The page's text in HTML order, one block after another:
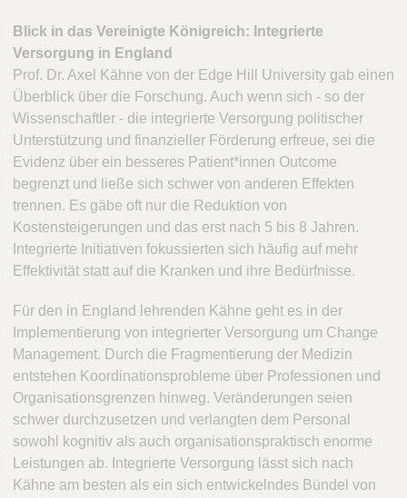
Blick in das Vereinigte Königreich: Integrierte
Versorgung in England
Prof. Dr. Axel Kähne von der Edge Hill University gab einen
Überblick über die Forschung. Auch wenn sich - so der
Wissenschaftler - die integrierte Versorgung politischer
Unterstützung und finanzieller Förderung erfreue, sei die
Evidenz über ein besseres Patient*innen Outcome
begrenzt und ließe sich schwer von anderen Effekten
trennen. Es gäbe oft nur die Reduktion von
Kostensteigerungen und das erst nach 5 bis 8 Jahren.
Integrierte Initiativen fokussierten sich häufig auf mehr
Effektivität statt auf die Kranken und ihre Bedürfnisse.
Für den in England lehrenden Kähne geht es in der
Implementierung von integrierter Versorgung um Change
Management. Durch die Fragmentierung der Medizin
entstehen Koordinationsprobleme über Professionen und
Organisationsgrenzen hinweg. Veränderungen seien
schwer durchzusetzen und verlangten dem Personal
sowohl kognitiv als auch organisationspraktisch enorme
Leistungen ab. Integrierte Versorgung lässt sich nach
Kähne am besten als ein sich entwickelndes Bündel von